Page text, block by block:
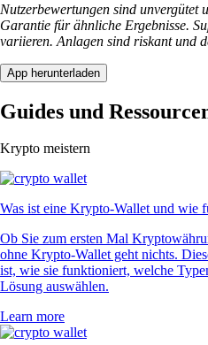
Nutzerbewertungen sind unvergütet
Garantie für ähnliche Ergebnisse.
variieren. Anlagen sind riskant und
App herunterladen
Guides und
Krypto meistern
Was ist eine Krypto-Wallet und wie
Ob Sie zum ersten Mal
ohne Krypto-Wallet geht nichts.
ist, wie sie funktioniert, welche
Lösung auswählen.
Learn more